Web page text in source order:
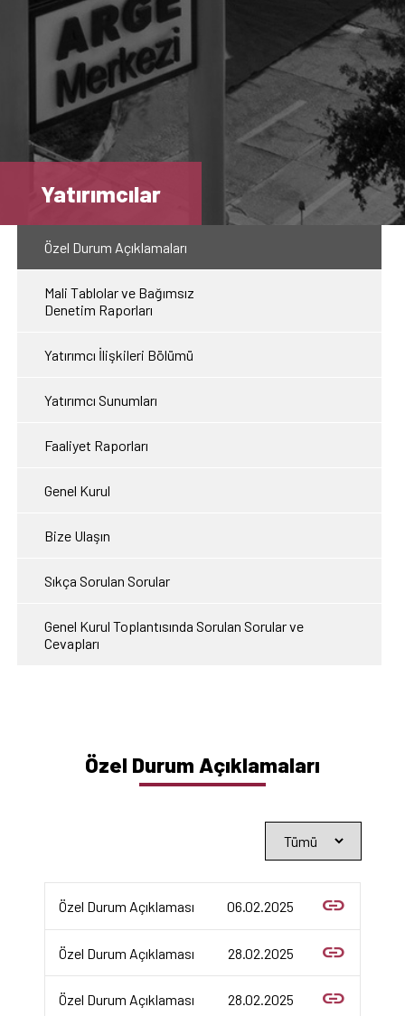
Yatırımcılar
Özel Durum Açıklamaları
Mali Tablolar ve Bağımsız
Denetim Raporları
Yatırımcı İlişkileri Bölümü
Yatırımcı Sunumları
Faaliyet Raporları
Genel Kurul
Bize Ulaşın
Sıkça Sorulan Sorular
Genel Kurul Toplantısında Sorulan Sorular ve
Cevapları
Özel Durum Açıklamaları
Özel Durum Açıklaması 06.02.2025 link
Özel Durum Açıklaması 28.02.2025 link
Özel Durum Açıklaması 28.02.2025 link